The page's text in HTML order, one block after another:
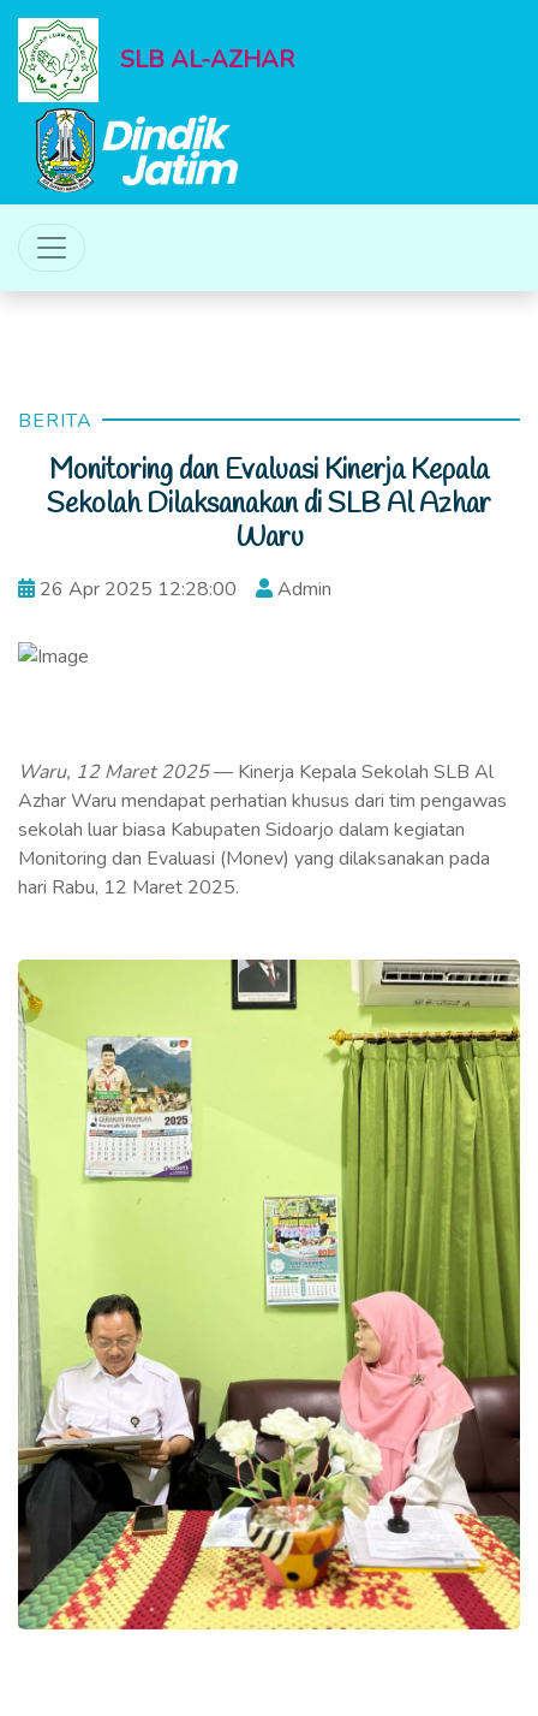
SLB AL-AZHAR
BERITA
Monitoring dan Evaluasi Kinerja Kepala
Sekolah Dilaksanakan di SLB Al Azhar
Waru
26 Apr 2025 12:28:00 Admin
Waru, 12 Maret 2025— Kinerja Kepala Sekolah SLB Al
Azhar Waru mendapat perhatian khusus dari tim pengawas
sekolah luar biasa Kabupaten Sidoarjo dalam kegiatan
Monitoring dan Evaluasi (Monev) yang dilaksanakan pada
hari Rabu, 12 Maret 2025.